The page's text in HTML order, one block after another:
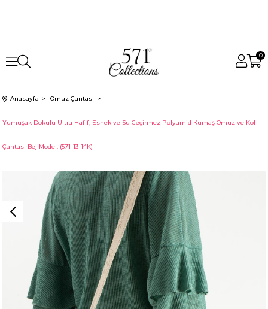
0
Anasayfa Omuz Çantası
Yumuşak Dokulu Ultra Hafif, Esnek ve Su Geçirmez Polyamid Kumaş Omuz ve Kol
Çantası Bej Model: (571-13-14K)